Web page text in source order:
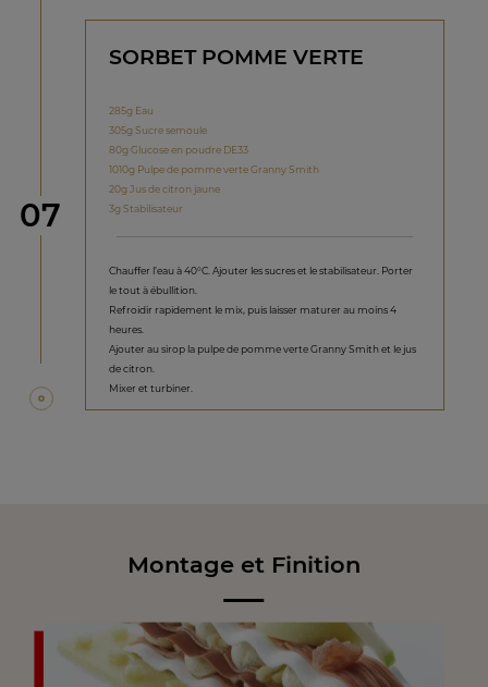
étape
07
SORBET POMME VERTE
285g Eau
305g Sucre semoule
80g Glucose en poudre DE33
1010g Pulpe de pomme verte Granny Smith
20g Jus de citron jaune
3g Stabilisateur
Chauffer l’eau à 40°C. Ajouter les sucres et le stabilisateur. Porter
le tout à ébullition.
Refroidir rapidement le mix, puis laisser maturer au moins 4
heures.
Ajouter au sirop la pulpe de pomme verte Granny Smith et le jus
de citron.
Mixer et turbiner.
Montage et Finition